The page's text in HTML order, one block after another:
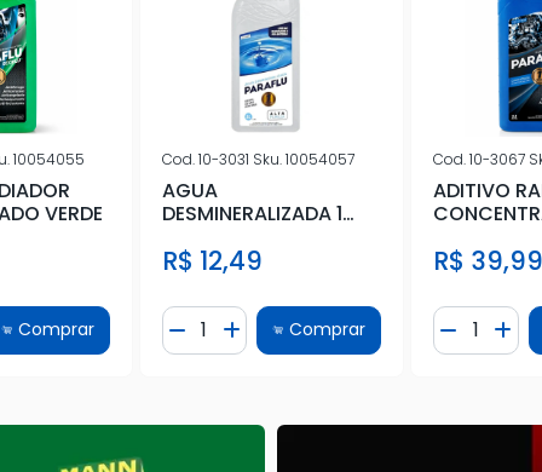
10054055
VERDE
Quantidade
Comprar
Cod.10-3031 Sku.10054057
AGUA
DESMINERALIZADA 1
R$ 12,49
Diminuir Quantidade
Quantidade
Adicionar Quantidade
Comprar
Cod.10-3067
ADITIVO
R$ 39,99
Diminuir